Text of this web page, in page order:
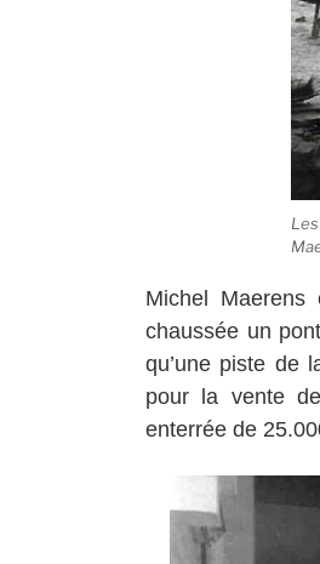
Michel
chaussée un
qu’une piste de
pour la vente
enterrée de